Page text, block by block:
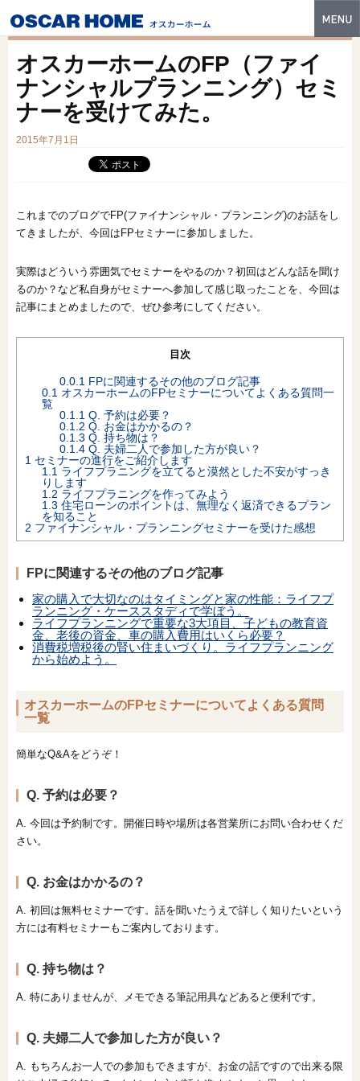
特長
性能・技術
建築実例
販売中の物件
スマートセレクト
土地情報
オンライン相談会
オスカーホームのFP（ファイ
ナンシャルプランニング）セミ
ナーを受けてみた。
2015年7月1日
これまでのブログでFP(ファイナンシャル・プランニング)のお話をし
てきましたが、今回はFPセミナーに参加しました。
実際はどういう雰囲気でセミナーをやるのか？初回はどんな話を聞け
るのか？など私自身がセミナーへ参加して感じ取ったことを、今回は
記事にまとめましたので、ぜひ参考にしてください。
目次
0.0.1 FPに関連するその他のブログ記事
0.1 オスカーホームのFPセミナーについてよくある質問一
覧
0.1.1 Q. 予約は必要？
0.1.2 Q. お金はかかるの？
0.1.3 Q. 持ち物は？
0.1.4Q. 夫婦二人で参加した方が良い？
1 セミナーの進行をご紹介します
1.1 ライフプラニングを立てると漠然とした不安がすっき
りします
1.2 ライフプラニングを作ってみよう
1.3 住宅ローンのポイントは、無理なく返済できるプラン
を知ること
2 ファイナンシャル・プランニングセミナーを受けた感想
FPに関連するその他のブログ記事
家の購入で大切なのはタイミングと家の性能：ライフプ
ランニング・ケーススタディで学ぼう。
ライフプランニングで重要な3大項目、子どもの教育資
金、老後の資金、車の購入費用はいくら必要？
消費税増税後の賢い住まいづくり。ライフプランニング
から始めよう。
オスカーホームのFPセミナーについてよくある質問
一覧
簡単なQ&Aをどうぞ！
Q. 予約は必要？
A. 今回は予約制です。開催日時や場所は各営業所にお問い合わせくだ
さい。
Q. お金はかかるの？
A. 初回は無料セミナーです。話を聞いたうえで詳しく知りたいという
方には有料セミナーもご案内しております。
Q. 持ち物は？
A. 特にありませんが、メモできる筆記用具などあると便利です。
Q. 夫婦二人で参加した方が良い？
A. もちろんお一人での参加もできますが、お金の話ですので出来る限